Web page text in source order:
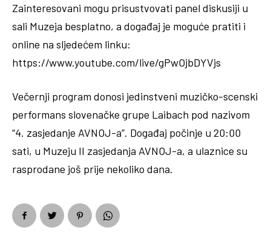
Zainteresovani mogu prisustvovati panel diskusiji u
sali Muzeja besplatno, a događaj je moguće pratiti i
online na sljedećem linku:
https://www.youtube.com/live/gPwOjbDYVjs
Večernji program donosi jedinstveni muzičko-scenski
performans slovenačke grupe Laibach pod nazivom
“4. zasjedanje AVNOJ-a”. Događaj počinje u 20:00
sati, u Muzeju II zasjedanja AVNOJ-a, a ulaznice su
rasprodane još prije nekoliko dana.